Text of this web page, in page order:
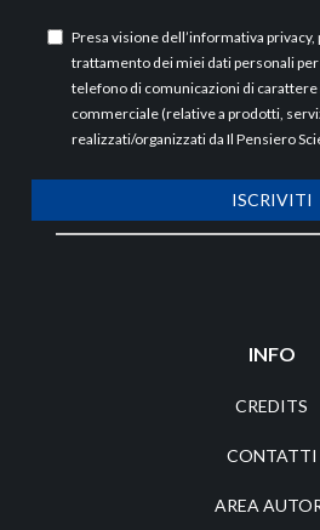
Presa visione dell’informativa privacy,
trattamento dei miei dati personali per
telefono di comunicazioni di
commerciale (relative a prodotti,
realizzati/organizzati da Il Pensiero
ISCRIVITI
INFO
CREDITS
CONTATTI
AREA